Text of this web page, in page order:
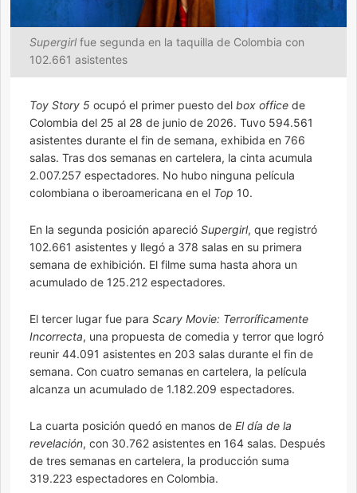
Supergirl fue segunda en la taquilla de Colombia con
102.661 asistentes
Toy Story 5 ocupó el primer puesto del box office de
Colombia del 25 al 28 de junio de 2026. Tuvo 594.561
asistentes durante el fin de semana, exhibida en 766
salas. Tras dos semanas en cartelera, la cinta acumula
2.007.257 espectadores. No hubo ninguna película
colombiana o iberoamericana en el Top 10.
En la segunda posición apareció Supergirl, que registró
102.661 asistentes y llegó a 378 salas en su primera
semana de exhibición. El filme suma hasta ahora un
acumulado de 125.212 espectadores.
El tercer lugar fue para Scary Movie: Terroríficamente
Incorrecta, una propuesta de comedia y terror que logró
reunir 44.091 asistentes en 203 salas durante el fin de
semana. Con cuatro semanas en cartelera, la película
alcanza un acumulado de 1.182.209 espectadores.
La cuarta posición quedó en manos de El día de la
revelación, con 30.762 asistentes en 164 salas. Después
de tres semanas en cartelera, la producción suma
319.223 espectadores en Colombia.